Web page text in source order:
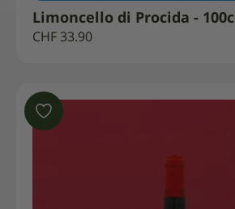
Limoncello di Procida - 100cl
CHF 33.90